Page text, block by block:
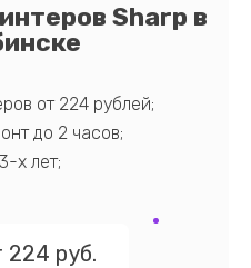
Sharp в
от 224 рублей;
до 2 часов;
х лет;
224 руб.